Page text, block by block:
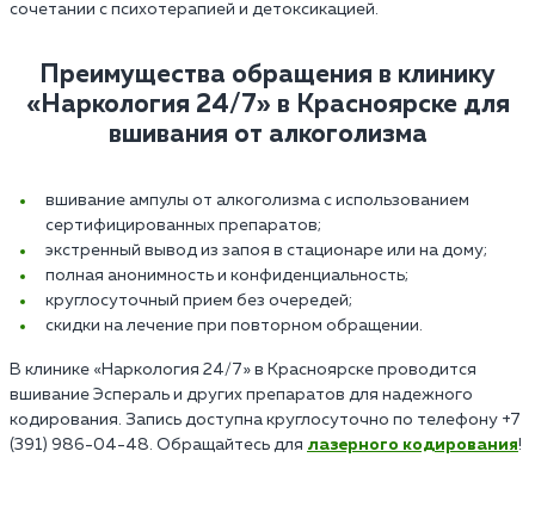
сочетании с психотерапией и детоксикацией.
Преимущества обращения в клинику
«Наркология 24/7» в Красноярске для
вшивания от алкоголизма
вшивание ампулы от алкоголизма с использованием
сертифицированных препаратов;
экстренный вывод из запоя в стационаре или на дому;
полная анонимность и конфиденциальность;
круглосуточный прием без очередей;
скидки на лечение при повторном обращении.
В клинике «Наркология 24/7» в Красноярске проводится
вшивание Эспераль и других препаратов для надежного
кодирования. Запись доступна круглосуточно по телефону +7
(391) 986-04-48. Обращайтесь для лазерного кодирования!